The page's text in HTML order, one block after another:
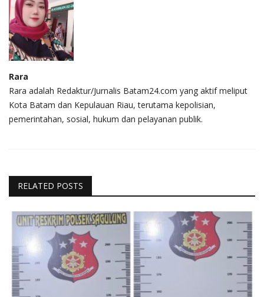
Rara
Rara adalah Redaktur/Jurnalis Batam24.com yang aktif meliput
Kota Batam dan Kepulauan Riau, terutama kepolisian,
pemerintahan, sosial, hukum dan pelayanan publik.
RELATED POSTS